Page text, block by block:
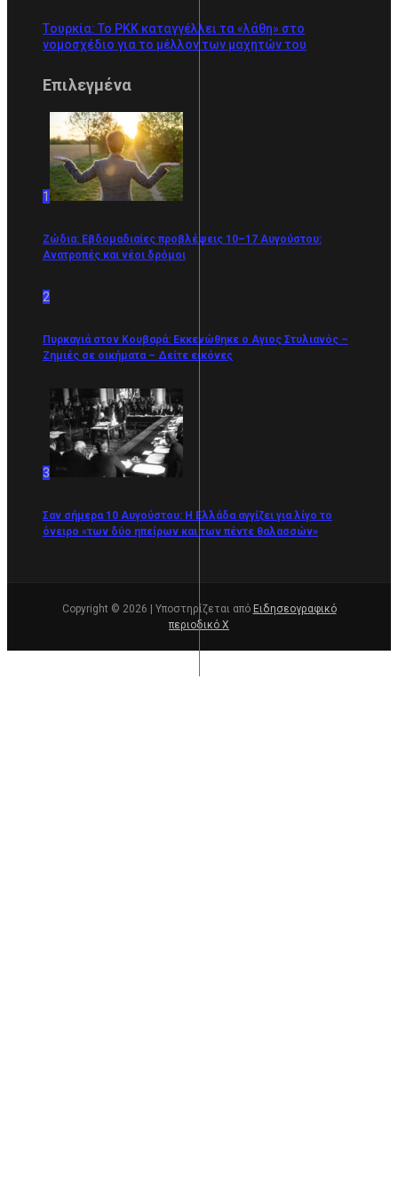
Tουρκία: Το PKK καταγγέλλει τα «λάθη» στο
νομοσχέδιο για το μέλλον των μαχητών του
Επιλεγμένα
1
Ζώδια: Εβδομαδιαίες προβλέψεις 10–17 Αυγούστου:
Ανατροπές και νέοι δρόμοι
2
Πυρκαγιά στον Κουβαρά: Eκκενώθηκε ο Αγιος Στυλιανός –
Ζημιές σε οικήματα – Δείτε εικόνες
3
Σαν σήμερα 10 Αυγούστου: Η Ελλάδα αγγίζει για λίγο το
όνειρο «των δύο ηπείρων και των πέντε θαλασσών»
Copyright © 2026 | Υποστηρίζεται από Ειδησεογραφικό
περιοδικό Χ